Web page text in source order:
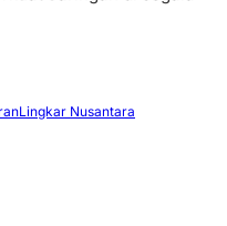
Lingkar Nusantara